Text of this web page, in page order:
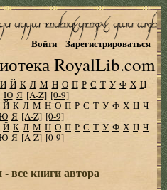
RoyalLib.com
Войти Зарегистрироваться
И Й К Л М Н О П Р С Т У Ф Х Ц
Ю Я [A-Z] [0-9]
Й К Л М Н О П Р С Т У Ф Х Ц Ч
Я [A-Z] [0-9]
Й К Л М Н О П Р С Т У Ф Х Ц Ч
Я [A-Z] [0-9]
все книги автора